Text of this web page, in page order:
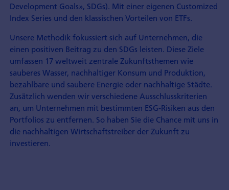
Development Goals», SDGs). Mit einer eigenen Customized
Index Series und den klassischen Vorteilen von ETFs.
Unsere Methodik fokussiert sich auf Unternehmen, die
einen positiven Beitrag zu den SDGs leisten. Diese Ziele
umfassen 17 weltweit zentrale Zukunftsthemen wie
sauberes Wasser, nachhaltiger Konsum und Produktion,
bezahlbare und saubere Energie oder nachhaltige Städte.
Zusätzlich wenden wir verschiedene Ausschlusskriterien
an, um Unternehmen mit bestimmten ESG-Risiken aus den
Portfolios zu entfernen. So haben Sie die Chance mit uns in
die nachhaltigen Wirtschaftstreiber der Zukunft zu
investieren.